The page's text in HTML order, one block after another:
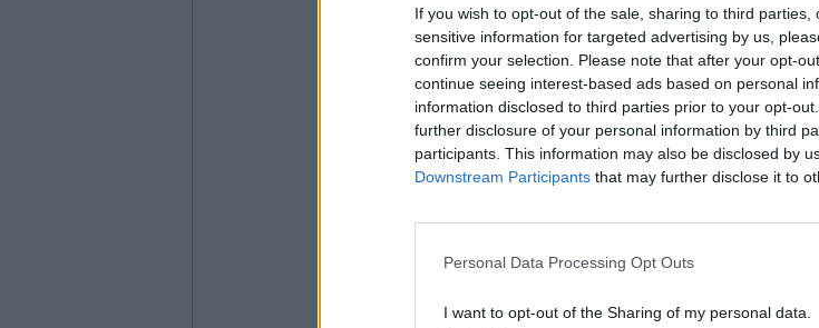
If you wish to opt-out of the sale, sharing to third
sensitive information for targeted advertising by us,
confirm your selection. Please note that after your opt-
continue seeing interest-based ads based on personal
information disclosed to third parties prior to your opt-
further disclosure of your personal information by third
participants. This information may also be disclosed by
Downstream Participants that may further disclose it to
Personal Data Processing Opt Outs
I want to opt-out of the Sharing of my personal data.